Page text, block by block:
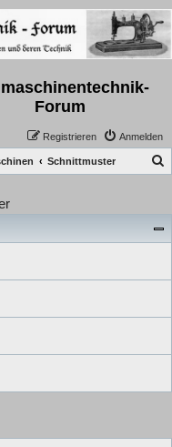
Forum
Anmelden
Registrieren
Schnittmuster